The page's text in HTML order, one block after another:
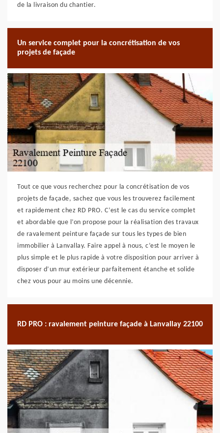
de la livraison du chantier.
Un service complet pour la concrétisation de vos
projets de façade
Tout ce que vous recherchez pour la concrétisation de vos
projets de façade, sachez que vous les trouverez facilement
et rapidement chez RD PRO. C’est le cas du service complet
et abordable que l’on propose pour la réalisation des travaux
de ravalement peinture façade sur tous les types de bien
immobilier à Lanvallay. Faire appel à nous, c’est le moyen le
plus simple et le plus rapide à votre disposition pour arriver à
disposer d’un mur extérieur parfaitement étanche et solide
chez vous pour au moins une décennie.
RD PRO : ravalement peinture façade à Lanvallay 22100